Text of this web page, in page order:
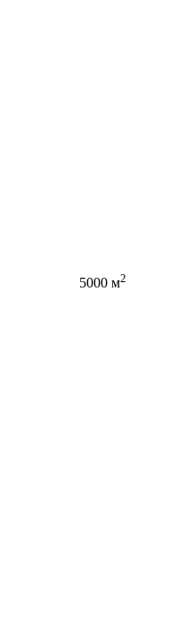
5000 м2